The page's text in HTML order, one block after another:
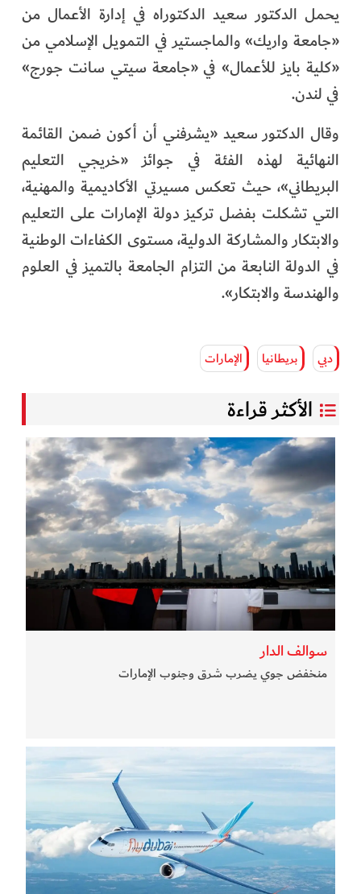
يحمل الدكتور سعيد الدكتوراه في إدارة الأعمال من
«جامعة واريك» والماجستير في التمويل الإسلامي من
«كلية بايز للأعمال» في «جامعة سيتي سانت جورج»
في لندن.
وقال الدكتور سعيد «يشرفني أن أكون ضمن القائمة
النهائية لهذه الفئة في جوائز «خريجي التعليم
البريطاني»، حيث تعكس مسيرتي الأكاديمية والمهنية،
التي تشكلت بفضل تركيز دولة الإمارات على التعليم
والابتكار والمشاركة الدولية، مستوى الكفاءات الوطنية
في الدولة النابعة من التزام الجامعة بالتميز في العلوم
والهندسة والابتكار».
دبي بريطانيا الإمارات
الأكثر قراءة
سوالف الدار
منخفض جوي يضرب شرق وجنوب الإمارات